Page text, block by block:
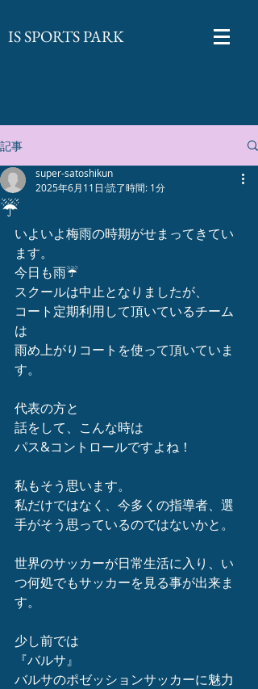
​IS SPORTS PARK
記事
☔️
super-satoshikun
2025年6月11日 読了時間: 1分
いよいよ梅雨の時期がせまってきてい
ます。
今日も雨☔
スクールは中止となりましたが、
コート定期利用して頂いているチーム
は
雨め上がりコートを使って頂いていま
す。
代表の方と
話をして、こんな時は
パス&コントロールですよね！
私もそう思います。
私だけではなく、今多くの指導者、選
手がそう思っているのではないかと。
世界のサッカーが日常生活に入り、い
つ何処でもサッカーを見る事が出来ま
す。
少し前では
『バルサ』
バルサのポゼッションサッカーに魅力